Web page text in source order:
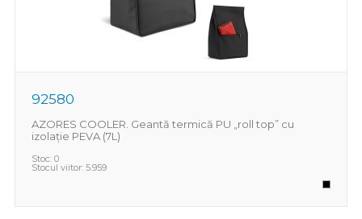
92580
AZORES COOLER. Geantă termică PU „roll top” cu
izolație PEVA (7L)
Stoc: 0
Stocul viitor: 5.959